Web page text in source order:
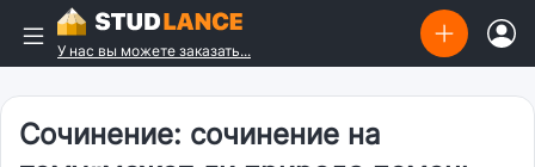
У нас вы можете заказать...
Сочинение: сочинение на